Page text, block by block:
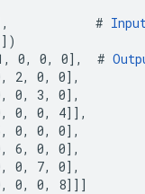
4],            #
0, 0, 0],  #
2, 0, 0],
0, 3, 0],
0, 0, 4]],
0, 0, 0],
6, 0, 0],
0, 7, 0],
0, 0, 8]]]